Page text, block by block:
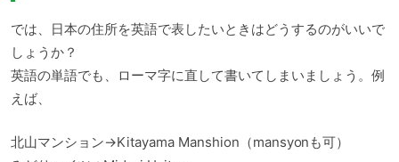
では、日本の住所を英語で表したいときはどうするのがいいで
しょうか？
英語の単語でも、ローマ字に直して書いてしまいましょう。例
えば、
北山マンション→Kitayama Manshion（mansyonも可）